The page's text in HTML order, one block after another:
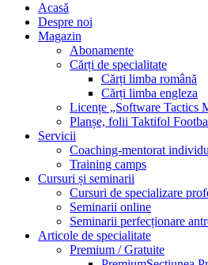
Acasă
Despre noi
Magazin
Abonamente
Cărți de specialitate
Cărți limba română
Cărți limba engleza
Licențe „Software Tactics
Planșe, folii Taktifol
Servicii
Coaching-mentorat
Training camps
Cursuri și seminarii
Cursuri de specializare
Seminarii online
Seminarii perfecționare
Articole de specialitate
Premium / Gratuite